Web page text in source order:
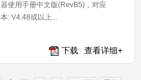
使用手册中文版(RevB5)，对应
: V4.48或以上...
查看详细+
下载